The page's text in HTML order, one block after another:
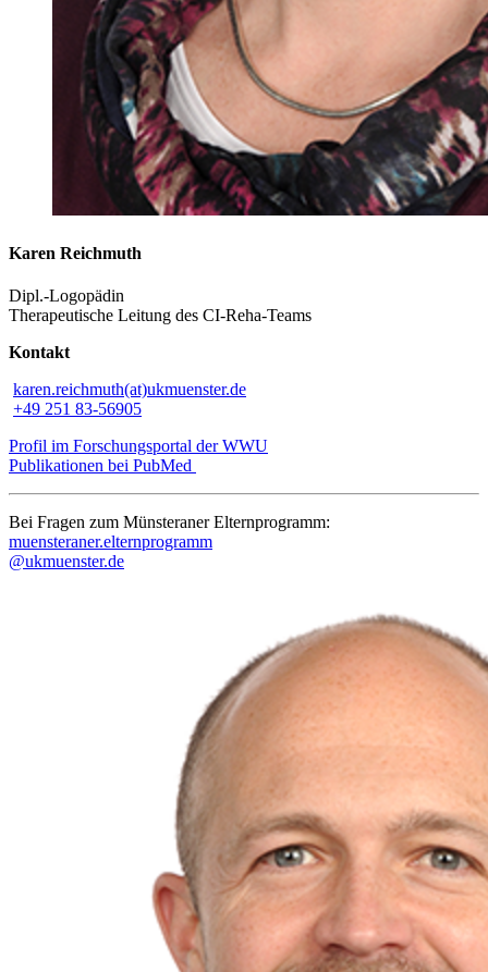
Karen Reichmuth
Dipl.-Logopädin
Therapeutische Leitung des CI-Reha-Teams
Kontakt
karen.reichmuth(at)ukmuenster.de
+49 251 83-56905
Profil im Forschungsportal der WWU
Publikationen bei PubMed
Bei Fragen zum Münsteraner Elternprogramm:
muensteraner.elternprogramm
@ukmuenster.de